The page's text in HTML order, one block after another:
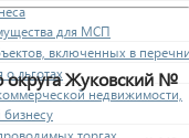
для МСП
включенных в
льготах
недвижимости,
бизнесу
торгах
округа Жуковский №